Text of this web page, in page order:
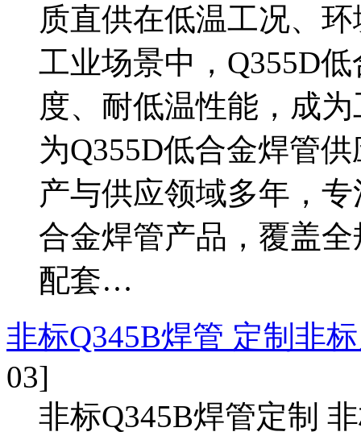
质直供在低温工况、
工业场景中，Q355D
度、耐低温性能，成
为Q355D低合金焊管
产与供应领域多年，
合金焊管产品，覆盖
配套…
非标Q345B焊管 定制非
03]
非标Q345B焊管定制